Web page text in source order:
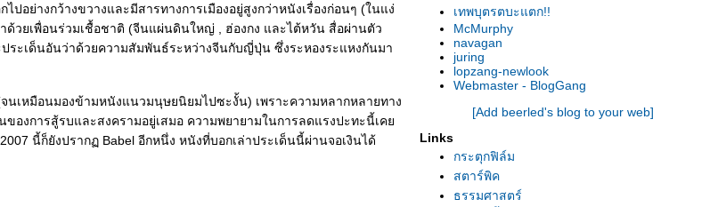
อย่างกว้างขวางและมีสารทางการเมืองอยู่สูงกว่าหนังเรื่องก่อนๆ (ในแง่
ด้วยเพื่อนร่วมเชื้อชาติ (จีนแผ่นดินใหญ่ , ฮ่องกง และไต้หวัน สื่อผ่านตัว
ะเด็นอันว่าด้วยความสัมพันธ์ระหว่างจีนกับญี่ปุ่น ซึ่งระหองระแหงกันมา
เหมือนมองข้ามหนังแนวมนุษยนิยมไปซะงั้น) เพราะความหลากหลายทาง
งการสู้รบและสงครามอยู่เสมอ ความพยายามในการลดแรงปะทะนี้เค
นี้ก็ยังปรากฏ Babel อีกหนึ่ง หนังที่บอกเล่าประเด็นนี้ผ่านจอเงินได้
เนื้อหาสำคัญ)
The Vertical Ray of the Sun
The Social network : หมอนี่ติด F วิชาสังคม
Inception : ทางออกที่ออกแบบได้ (เปิดเผ
เนื้อหาสำคัญ)
(เปิดเผยเนื้อหาสำคัญ)
ความรุนแรง (เปิดเผยเนื้อหาสำคัญ)
นาคปรก : พุทธศิลป์เสียดสีสงฆ์ (เปิดเผยเนื้อหา
สำคัญ)
เทพบุตรตบะแตก!!
McMurphy
navagan
juring
lopzang-newlook
Webmaster - BlogGang
[Add beerled's blog to your web]
Links
กระตุกฟิล์ม
สตาร์พิค
ธรรมศาสตร์